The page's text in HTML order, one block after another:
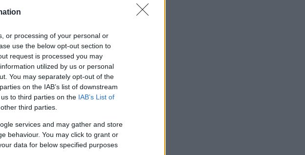
or processing of your personal or
use the below opt-out section to
request is processed you may
utilized by us or personal
You may separately opt-out of the
on the IAB’s list of downstream
to third parties on the IAB’s List of
third parties.
services and may gather and store
behaviour. You may click to grant or
data for below specified purposes